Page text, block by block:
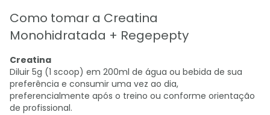
Como tomar a Creatina
Monohidratada + Regepepty
Creatina
Diluir 5g (1 scoop) em 200ml de água ou bebida de sua
preferência e consumir uma vez ao dia,
preferencialmente após o treino ou conforme orientação
de profissional.